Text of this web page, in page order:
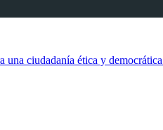
ciudadanía ética y